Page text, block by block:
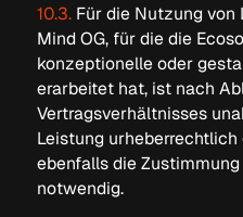
10.3.Für die Nutzung von
Mind OG, für die die
konzeptionelle oder
erarbeitet hat, ist nach
Vertragsverhältnisses
Leistung
ebenfalls die
notwendig.